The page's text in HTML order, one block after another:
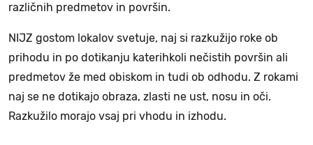
različnih predmetov in površin.
NIJZ gostom lokalov svetuje, naj si razkužijo roke ob
prihodu in po dotikanju katerihkoli nečistih površin ali
predmetov že med obiskom in tudi ob odhodu. Z rokami
naj se ne dotikajo obraza, zlasti ne ust, nosu in oči.
Razkužilo morajo vsaj pri vhodu in izhodu.